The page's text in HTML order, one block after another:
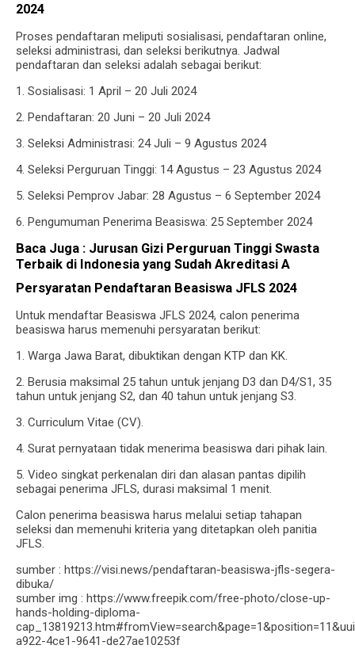
2024
Proses pendaftaran meliputi sosialisasi, pendaftaran online,
seleksi administrasi, dan seleksi berikutnya. Jadwal
pendaftaran dan seleksi adalah sebagai berikut:
1. Sosialisasi: 1 April – 20 Juli 2024
2. Pendaftaran: 20 Juni – 20 Juli 2024
3. Seleksi Administrasi: 24 Juli – 9 Agustus 2024
4. Seleksi Perguruan Tinggi: 14 Agustus – 23 Agustus 2024
5. Seleksi Pemprov Jabar: 28 Agustus – 6 September 2024
6. Pengumuman Penerima Beasiswa: 25 September 2024
Baca Juga : Jurusan Gizi Perguruan Tinggi Swasta
Terbaik di Indonesia yang Sudah Akreditasi A
Persyaratan Pendaftaran Beasiswa JFLS 2024
Untuk mendaftar Beasiswa JFLS 2024, calon penerima
beasiswa harus memenuhi persyaratan berikut:
1. Warga Jawa Barat, dibuktikan dengan KTP dan KK.
2. Berusia maksimal 25 tahun untuk jenjang D3 dan D4/S1, 35
tahun untuk jenjang S2, dan 40 tahun untuk jenjang S3.
3. Curriculum Vitae (CV).
4. Surat pernyataan tidak menerima beasiswa dari pihak lain.
5. Video singkat perkenalan diri dan alasan pantas dipilih
sebagai penerima JFLS, durasi maksimal 1 menit.
Calon penerima beasiswa harus melalui setiap tahapan
seleksi dan memenuhi kriteria yang ditetapkan oleh panitia
JFLS.
sumber : https://visi.news/pendaftaran-beasiswa-jfls-segera-
dibuka/
sumber img : https://www.freepik.com/free-photo/close-up-
hands-holding-diploma-
a922-4ce1-9641-de27ae10253f